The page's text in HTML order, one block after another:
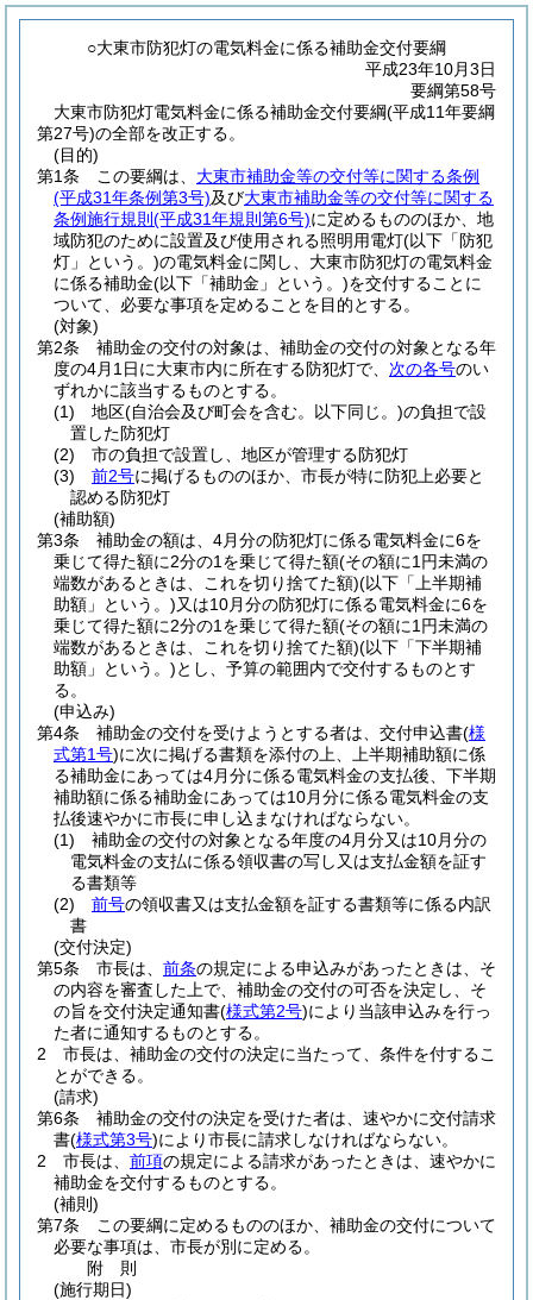
○大東市防犯灯の電気料金に係る補助金交付要綱
平成23年10月3日
要綱第58号
大東市防犯灯電気料金に係る補助金交付要綱(平成11年要綱
第27号)の全部を改正する。
(目的)
第1条
この要綱は、 大東市補助金等の交付等に関する条例
(平成31年条例第3号)及び大東市補助金等の交付等に関する
条例施行規則 (平成31年規則第6号)に定めるもののほか、地
域防犯のために設置及び使用される照明用電灯(以下「防犯
灯」という。)の電気料金に関し、大東市防犯灯の電気料金
に係る補助金(以下「補助金」という。)を交付することに
ついて、必要な事項を定めることを目的とする。
(対象)
第2条
補助金の交付の対象は、補助金の交付の対象となる年
度の4月1日に大東市内に所在する防犯灯で、 次の各号のい
ずれかに該当するものとする。
(1)
地区(自治会及び町会を含む。以下同じ。)の負担で設
置した防犯灯
(2)
市の負担で設置し、地区が管理する防犯灯
(3)
前2号に掲げるもののほか、市長が特に防犯上必要と
認める防犯灯
(補助額)
第3条
補助金の額は、4月分の防犯灯に係る電気料金に6を
乗じて得た額に2分の1を乗じて得た額(その額に1円未満の
端数があるときは、これを切り捨てた額)(以下「上半期補
助額」という。)又は10月分の防犯灯に係る電気料金に6を
乗じて得た額に2分の1を乗じて得た額(その額に1円未満の
端数があるときは、これを切り捨てた額)(以下「下半期補
助額」という。)とし、予算の範囲内で交付するものとす
る。
(申込み)
第4条
補助金の交付を受けようとする者は、交付申込書(様
式第1号)に次に掲げる書類を添付の上、上半期補助額に係
る補助金にあっては4月分に係る電気料金の支払後、下半期
補助額に係る補助金にあっては10月分に係る電気料金の支
払後速やかに市長に申し込まなければならない。
(1)
補助金の交付の対象となる年度の4月分又は10月分の
電気料金の支払に係る領収書の写し又は支払金額を証す
る書類等
(2)
前号の領収書又は支払金額を証する書類等に係る内訳
書
(交付決定)
第5条
市長は、 前条の規定による申込みがあったときは、そ
の内容を審査した上で、補助金の交付の可否を決定し、そ
の旨を交付決定通知書(様式第2号)により当該申込みを行っ
た者に通知するものとする。
2
市長は、補助金の交付の決定に当たって、条件を付するこ
とができる。
(請求)
第6条
補助金の交付の決定を受けた者は、速やかに交付請求
書(様式第3号)により市長に請求しなければならない。
2
市長は、 前項の規定による請求があったときは、速やかに
補助金を交付するものとする。
(補則)
第7条
この要綱に定めるもののほか、補助金の交付について
必要な事項は、市長が別に定める。
附 則
(施行期日)